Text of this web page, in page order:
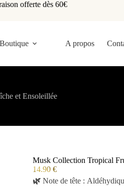
offerte dès 60€
Boutique A propos
et Ensoleillée
Musk Collection Tropical
14.90 €
🌿 Note de tête :